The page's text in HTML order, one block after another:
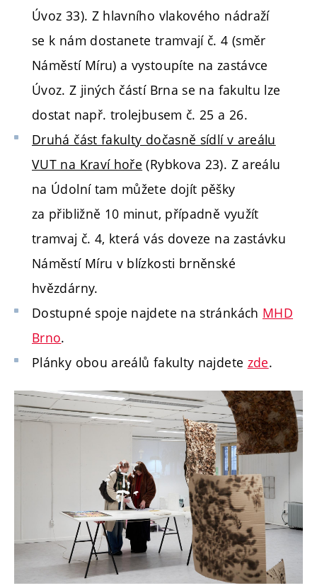
Úvoz 33). Z hlavního vlakového nádraží
se k nám dostanete tramvají č. 4 (směr
Náměstí Míru) a vystoupíte na zastávce
Úvoz. Z jiných částí Brna se na fakultu lze
dostat např. trolejbusem č. 25 a 26.
Druhá část fakulty dočasně sídlí v areálu
VUT na Kraví hoře (Rybkova 23). Z areálu
na Údolní tam můžete dojít pěšky
za přibližně 10 minut, případně využít
tramvaj č. 4, která vás doveze na zastávku
Náměstí Míru v blízkosti brněnské
hvězdárny.
Dostupné spoje najdete na stránkách MHD
Brno.
Plánky obou areálů fakulty najdete zde.